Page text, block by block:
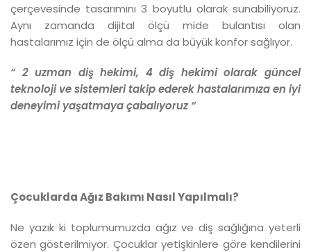
çerçevesinde tasarımını 3 boyutlu olarak sunabiliyoruz.
Aynı zamanda dijital ölçü mide bulantısı olan
hastalarımız için de ölçü alma da büyük konfor sağlıyor.
“ 2 uzman diş hekimi, 4 diş hekimi olarak güncel
teknoloji ve sistemleri takip ederek hastalarımıza en iyi
deneyimi yaşatmaya çabalıyoruz “
Çocuklarda Ağız Bakımı Nasıl Yapılmalı?
Ne yazık ki toplumumuzda ağız ve diş sağlığına yeterli
özen gösterilmiyor. Çocuklar yetişkinlere göre kendilerini